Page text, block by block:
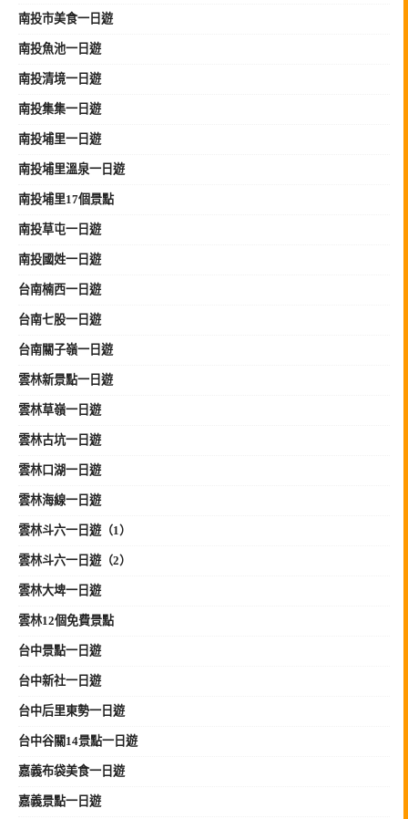
南投市美食一日遊
南投魚池一日遊
南投清境一日遊
南投集集一日遊
南投埔里一日遊
南投埔里溫泉一日遊
南投埔里17個景點
南投草屯一日遊
南投國姓一日遊
台南楠西一日遊
台南七股一日遊
台南關子嶺一日遊
雲林新景點一日遊
雲林草嶺一日遊
雲林古坑一日遊
雲林口湖一日遊
雲林海線一日遊
雲林斗六一日遊（1）
雲林斗六一日遊（2）
雲林大埤一日遊
雲林12個免費景點
台中景點一日遊
台中新社一日遊
台中后里東勢一日遊
台中谷關14景點一日遊
嘉義布袋美食一日遊
嘉義景點一日遊